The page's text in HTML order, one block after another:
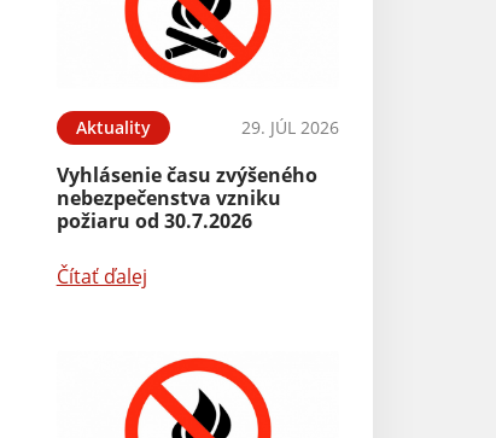
Aktuality 29. JÚL 2026
Vyhlásenie času zvýšeného
nebezpečenstva vzniku
požiaru od 30.7.2026
Čítať ďalej